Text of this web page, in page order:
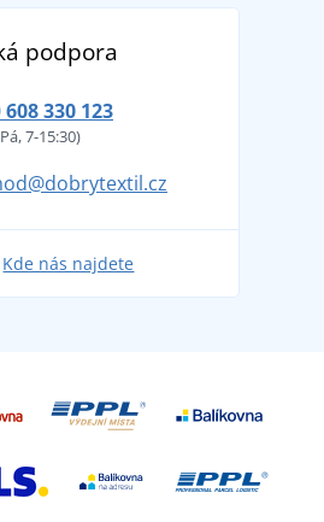
+
a organizace
balením aneb připravte
starostí
podpora
608 330 123
7-15:30)
Kde nás najdete